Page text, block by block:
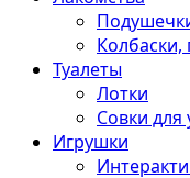
Колбаски,
Туалеты
Лотки
Совки для
Игрушки